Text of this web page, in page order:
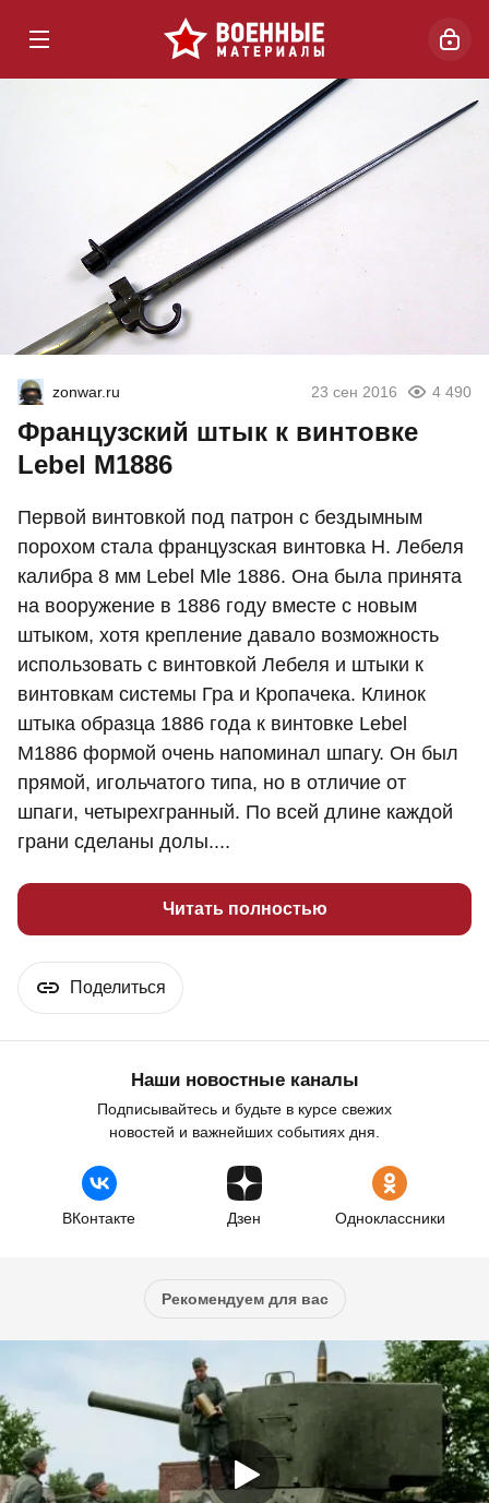
zonwar.ru 23 сен 2016 4 490
Французский штык к винтовке
Lebel М1886
Первой винтовкой под патрон с бездымным
порохом стала французская винтовка Н. Лебеля
калибра 8 мм Lebel Мle 1886. Она была принята
на вооружение в 1886 году вместе с новым
штыком, хотя крепление давало возможность
использовать с винтовкой Лебеля и штыки к
винтовкам системы Гра и Кропачека. Клинок
штыка образца 1886 года к винтовке Lebel
М1886 формой очень напоминал шпагу. Он был
прямой, игольчатого типа, но в отличие от
шпаги, четырехгранный. По всей длине каждой
грани сделаны долы....
Читать полностью
Поделиться
Наши новостные каналы
Подписывайтесь и будьте в курсе свежих
новостей и важнейших событиях дня.
ВКонтакте Дзен Одноклассники
Рекомендуем для вас